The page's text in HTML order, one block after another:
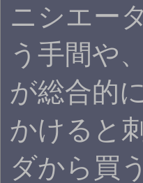
ニシエー
う手間や
が総合的
かけると
ダから買